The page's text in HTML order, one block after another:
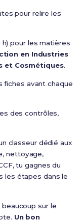
pour relire les
h) pour les matières
en Industries
et Cosmétiques.
fiches avant chaque
des contrôles,
classeur dédié aux
nettoyage,
tu gagnes du
les étapes dans le
beaucoup sur le
Un bon